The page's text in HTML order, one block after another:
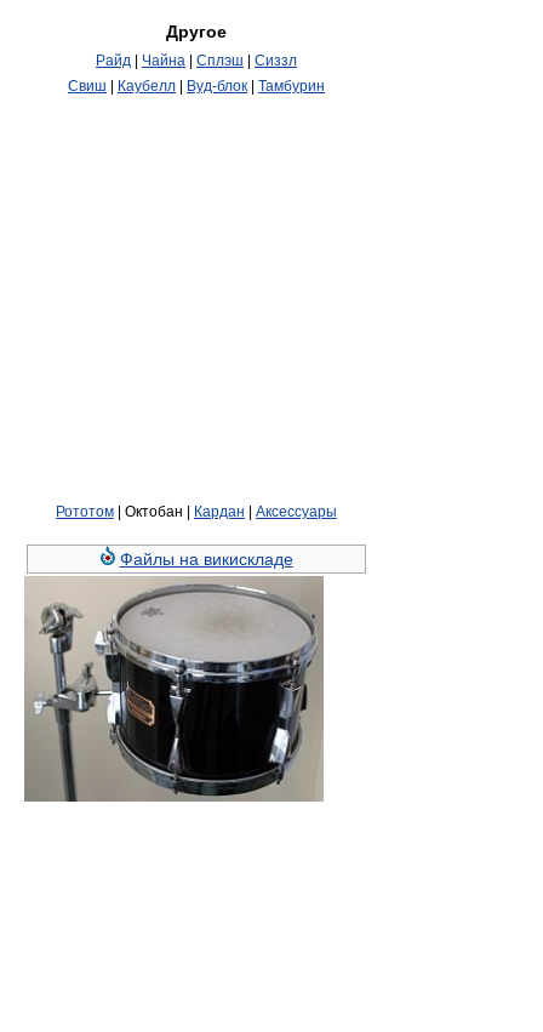
Другое
Райд | Чайна | Сплэш | Сиззл
Свиш | Каубелл | Вуд-блок | Тамбурин
Рототом | Октобан | Кардан | Аксессуары
Файлы на викискладе